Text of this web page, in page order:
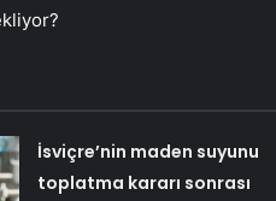
İsviçre’nin maden suyunu
toplatma kararı sonrası